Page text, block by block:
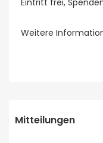
Eintritt frei,
Weitere
Mitteilungen